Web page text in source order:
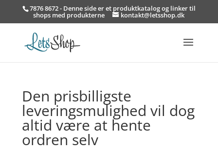
7876 8672 - Denne side er et produktkatalog og linker til
shops med produkterne kontakt@letsshop.dk
Den prisbilligste
leveringsmulighed vil dog
altid være at hente
ordren selv